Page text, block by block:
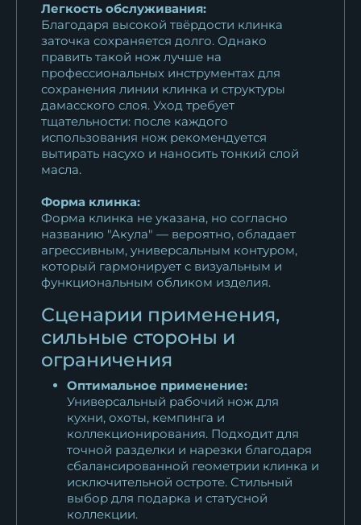
Легкость обслуживания:
Благодаря высокой твёрдости клинка
заточка сохраняется долго. Однако
править такой нож лучше на
профессиональных инструментах для
сохранения линии клинка и структуры
дамасского слоя. Уход требует
тщательности: после каждого
использования нож рекомендуется
вытирать насухо и наносить тонкий слой
масла.
Форма клинка:
Форма клинка не указана, но согласно
названию "Акула" — вероятно, обладает
агрессивным, универсальным контуром,
который гармонирует с визуальным и
функциональным обликом изделия.
Сценарии применения,
сильные стороны и
ограничения
Оптимальное применение:
Универсальный рабочий нож для
кухни, охоты, кемпинга и
коллекционирования. Подходит для
точной разделки и нарезки благодаря
сбалансированной геометрии клинка и
исключительной остроте. Стильный
выбор для подарка и статусной
коллекции.